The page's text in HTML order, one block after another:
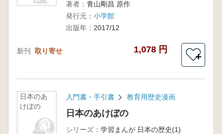
著者： 青山剛昌 原作
発行元： 小学館
出版年： 2017/12
新刊 取り寄せ 1,078 円
＋
日本のあ
けぼの
入門書・手引書 教育用歴史漫画
日本のあけぼの
シリーズ： 学習まんが 日本の歴史(1)